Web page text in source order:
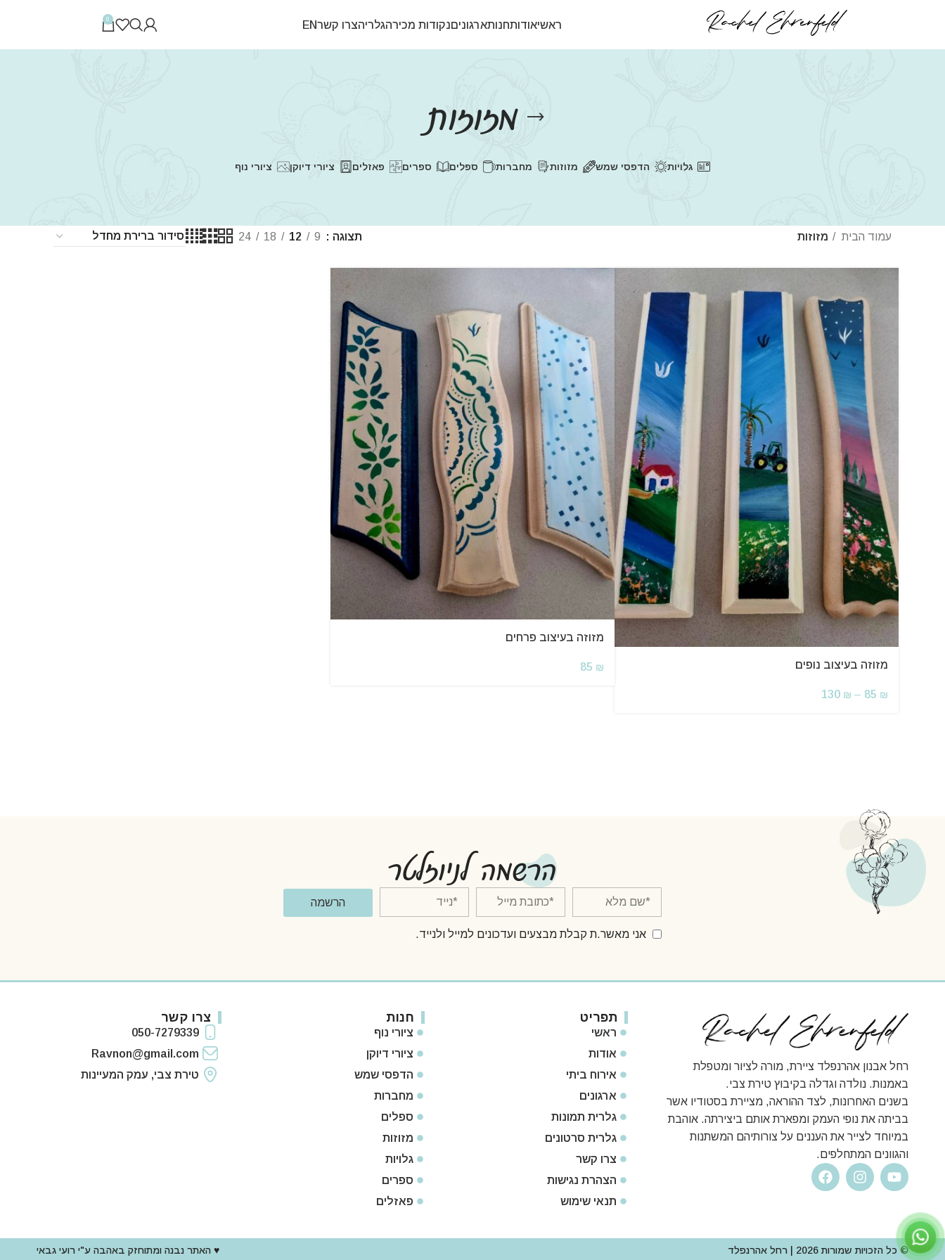
ראשיאודותחנותארגוניםנקודות מכירהגלריהצרו קשרEN
0
מזוזות
גלויות הדפסי שמש מזוזות מחברות ספלים ספרים פאזלים ציורי דיוקן ציורי נוף
עמוד הבית מזוזות תצוגה 9
12
18
24
מזוזה בעיצוב נופים
85 ₪
–
130 ₪
מזוזה בעיצוב פרחים
85 ₪
הרשמה לניוזלטר
אני מאשר.ת קבלת מבצעים ועדכונים למייל ולנייד.
הרשמה
רחל אבנון אהרנפלד ציירת, מורה לציור ומטפלת
באמנות. נולדה וגדלה בקיבוץ טירת צבי.
בשנים האחרונות, לצד ההוראה, מציירת בסטודיו אשר
בביתה את נופי העמק ומפארת אותם ביצירתה. אוהבת
במיוחד לצייר את העננים על צורותיהם המשתנות
והגוונים המתחלפים.
תפריט
ראשי
אודות
אירוח ביתי
ארגונים
גלרית תמונות
גלרית סרטונים
צרו קשר
הצהרת נגישות
תנאי שימוש
חנות
ציורי נוף
ציורי דיוקן
הדפסי שמש
מחברות
ספלים
מזוזות
גלויות
ספרים
פאזלים
צרו קשר
050-7279339
Ravnon@gmail.com
טירת צבי, עמק המעיינות
© כל הזכויות שמורות 2026 | רחל אהרנפלד ♥ האתר נבנה ומתוחזק באהבה ע"י רועי גבאי